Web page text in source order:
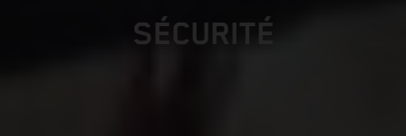
SÉCURITÉ